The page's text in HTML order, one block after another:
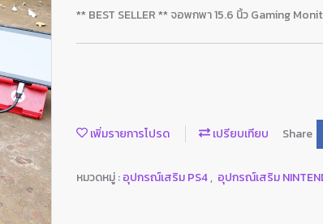
** BEST SELLER ** จอพกพา 15.6 นิ้ว Gaming
เพิ่มรายการโปรด เปรียบเทียบ Share
หมวดหมู่ :อุปกรณ์เสริม PS4, อุปกรณ์เสริม